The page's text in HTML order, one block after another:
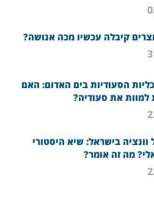
קיבלה עכשיו מכה אנושה?
הסעודיות בים האדום: האם
למוות את סעודיה?
בישראל: שיא היסטורי
מה זה אומר?